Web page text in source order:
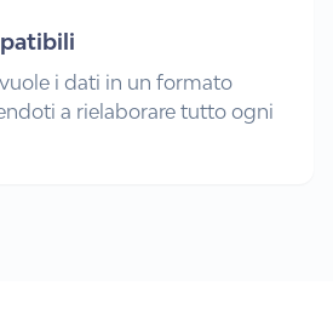
i dati in un formato
a rielaborare tutto ogni